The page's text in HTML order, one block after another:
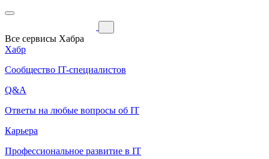
Все сервисы Хабра
Хабр
Сообщество IT-специалистов
Q&A
Ответы на любые вопросы об IT
Карьера
Профессиональное развитие в IT